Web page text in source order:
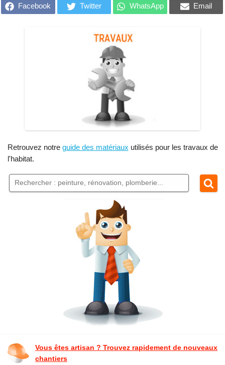
Facebook Twitter WhatsApp Email
Retrouvez notre guide des matériaux utilisés pour les travaux de
l'habitat.
Vous êtes artisan ? Trouvez rapidement de nouveaux
chantiers